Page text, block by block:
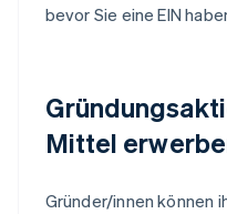
bevor Sie eine EIN
Mittel
Gründer/innen können